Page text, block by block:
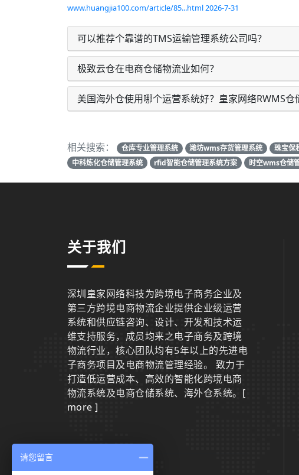
www.huangjia100.com/article/85...html 2026-7-31
可以推荐个靠谱的TMS运输管理系统公司吗？
极致云仓在电商仓储物流业如何？
美国海外仓使用哪个运营系统好？皇家网络RWMS仓
相关搜索： 仓库专业管理系统 潍坊wms存货管理系统 珠宝保
中科炼化仓储管理系统
rfid智能仓储管理系统方案 时空wms仓储
关于我们
深圳皇家网络科技为跨境电子商务企业及
第三方跨境电商物流企业提供企业级运营
系统和供应链咨询、设计、开发和技术运
维支持服务，成员均来之电子商务及跨境
物流行业，核心团队均有5年以上的先进电
子商务项目及电商物流管理经验。 致力于
打造低运营成本、高效的智能化跨境电商
物流系统及电商仓储系统、海外仓系统。 [
more ]
联系我们
请您留言